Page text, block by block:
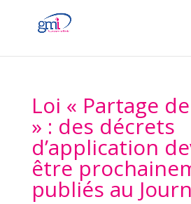
Loi « Partage
» : des décrets
d’application
être
publiés au